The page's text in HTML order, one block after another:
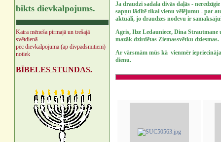
bikts dievkalpojums.
Katra mēneša pirmajā un trešajā
svētdienā
pēc dievkalpojuma (ap divpadsmitiem)
notiek
BĪBELES STUNDAS.
Ja draudzi sadala divās daļās -
sapņu lādītē tikai vienu vēlējumu - par
aktuāli, jo draudzes nodevu ir
Agris, Ilze Ledauniece, Dina
mazāk dzirdētas Ziemassvētku dziesmas.
Ar vārsmām mūs kā vienmēr
dienu.